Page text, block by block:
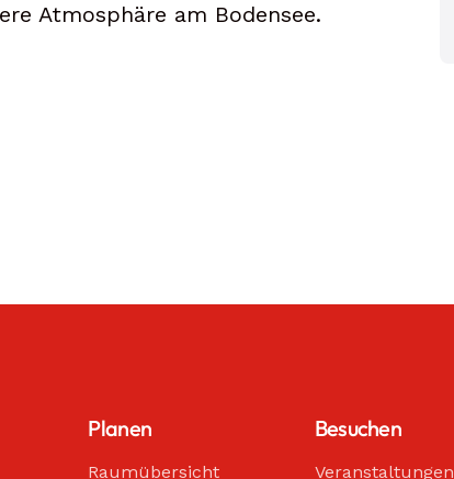
Atmosphäre am Bodensee.
Planen
Raumübersicht
Besuchen
Veranstaltungen